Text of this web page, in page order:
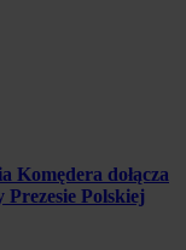
Komędera dołącza
Polskiej